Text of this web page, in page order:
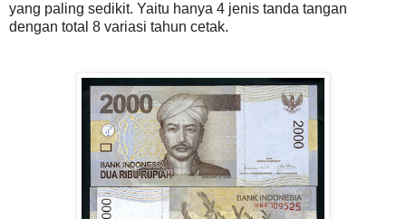
yang paling sedikit. Yaitu hanya 4 jenis tanda tangan
dengan total 8 variasi tahun cetak.